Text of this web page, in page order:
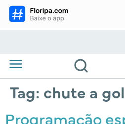
Tag: chute a gol
Programação